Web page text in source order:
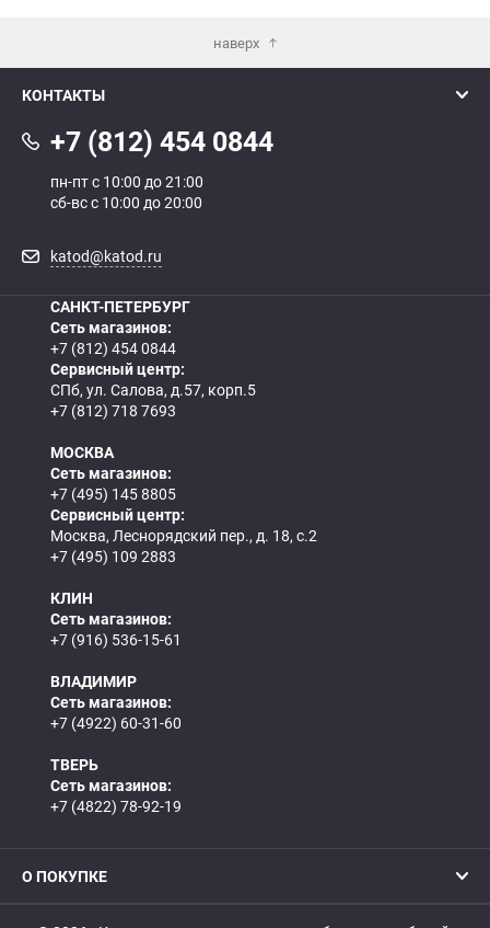
наверх
КОНТАКТЫ
+7 (812) 454 0844
пн-пт с 10:00 до 21:00
сб-вс с 10:00 до 20:00
katod@katod.ru
САНКТ-ПЕТЕРБУРГ
Сеть магазинов:
+7 (812) 454 0844
Сервисный центр:
СПб, ул. Салова, д.57, корп.5
+7 (812) 718 7693
МОСКВА
Сеть магазинов:
+7 (495) 145 8805
Сервисный центр:
Москва, Леснорядский пер., д. 18, с.2
+7 (495) 109 2883
КЛИН
Сеть магазинов:
+7 (916) 536-15-61
ВЛАДИМИР
Сеть магазинов:
+7 (4922) 60-31-60
ТВЕРЬ
Сеть магазинов:
+7 (4822) 78-92-19
О ПОКУПКЕ